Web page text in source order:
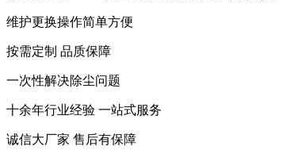
维护更换操作简单方便
按需定制 品质保障
一次性解决除尘问题
十余年行业经验 一站式服务
诚信大厂家 售后有保障